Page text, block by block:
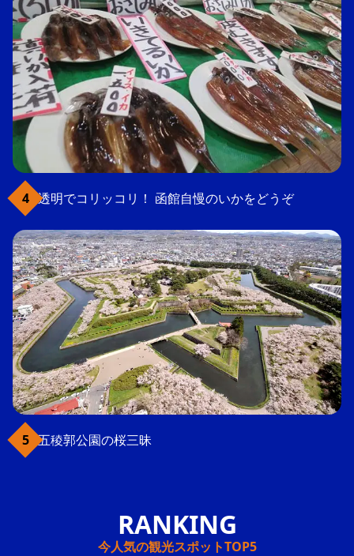
透明でコリッコリ！ 函館自慢のいかをどうぞ
五稜郭公園の桜三昧
今人気の観光スポットTOP5